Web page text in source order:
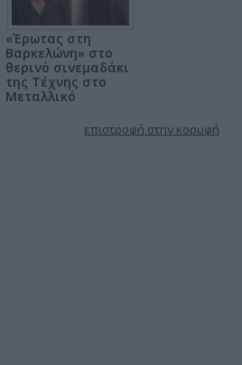
«Έρωτας στη
Βαρκελώνη» στο
θερινό σινεμαδάκι
της Τέχνης στο
Μεταλλικό
επιστροφή στην κορυφή